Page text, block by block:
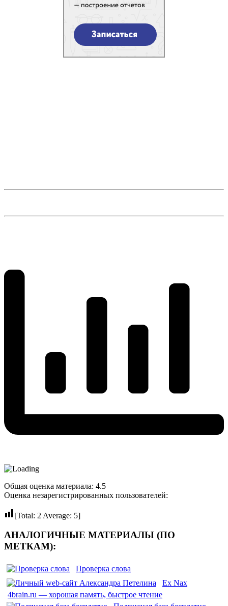
Общая оценка материала: 4.5
Оценка незарегистрированных пользователей:
[Total: 2 Average: 5]
АНАЛОГИЧНЫЕ МАТЕРИАЛЫ (ПО
МЕТКАМ):
Проверка слова
Ex Nax
4brain.ru — хорошая память, быстрое чтение